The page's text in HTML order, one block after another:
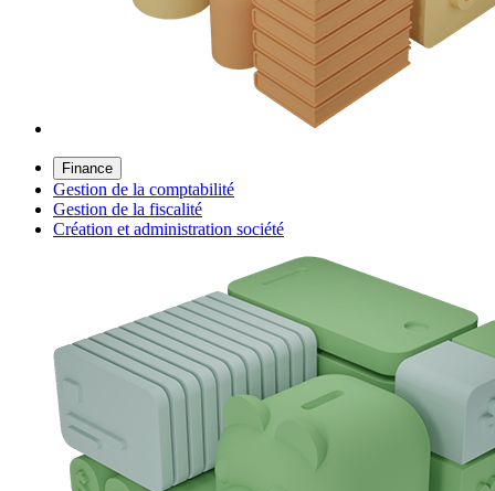
Finance
Gestion de la comptabilité
Gestion de la fiscalité
Création et administration société